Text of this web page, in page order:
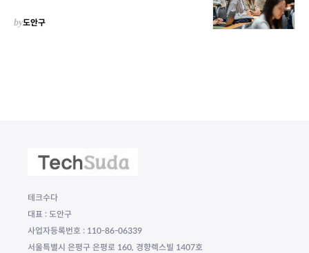
by도안구
테크수다
대표 : 도안구
사업자등록번호 : 110-86-06339
서울특별시 은평구 은평로 160, 경향렉스빌 1407호